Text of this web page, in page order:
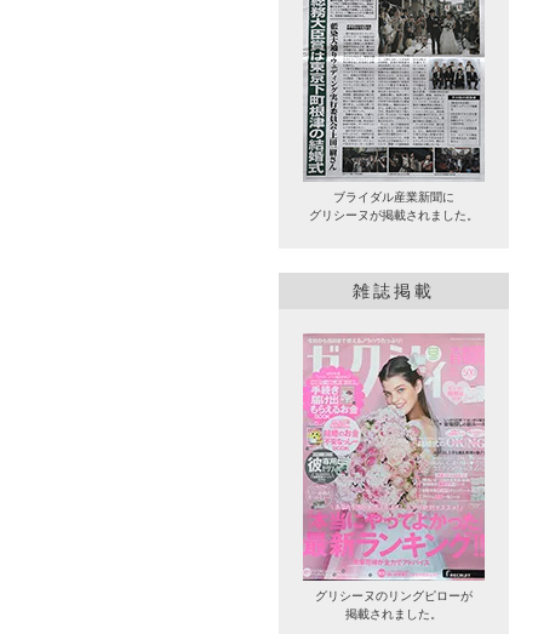
ブライダル産業新聞に
グリシーヌが掲載されました。
雑誌掲載
グリシーヌのリングピローが
掲載されました。